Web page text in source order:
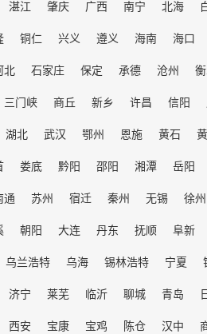
湛江 肇庆 广西 南宁 北海
铜仁 兴义 遵义 海南 海口
北 石家庄 保定 承德 沧州
三门峡 商丘 新乡 许昌 信阳
湖北 武汉 鄂州 恩施 黄石
娄底 黔阳 邵阳 湘潭 岳阳
通 苏州 宿迁 秦州 无锡 徐州
朝阳 大连 丹东 抚顺 阜新
乌兰浩特 乌海 锡林浩特 宁夏
济宁 莱芜 临沂 聊城 青岛
西安 宝康 宝鸡 陈仓 汉中